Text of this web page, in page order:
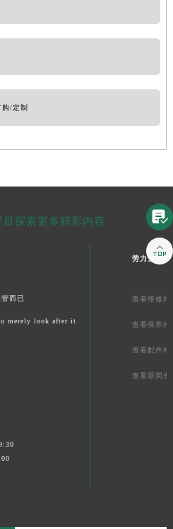
/定制
探索更多精彩内容
而已
merely look after it
劳力士文章
查看维修相
查看保养相
查看配件相
查看新闻资

